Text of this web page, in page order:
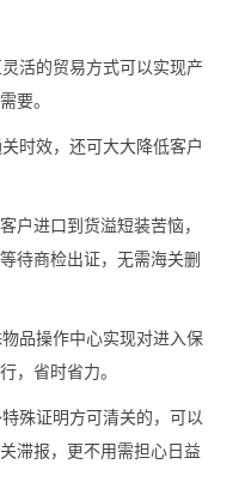
活的贸易方式可以实现产
要。
时效，还可大大降低客户
户进口到货溢短装苦恼，
待商检出证，无需海关删
品操作中心实现对进入保
，省时省力。
殊证明方可清关的，可以
滞报，更不用需担心日益